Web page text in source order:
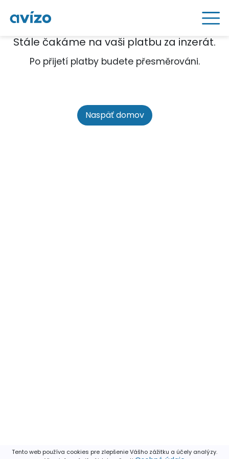
Tento web používa cookies pre zlepšenie Vášho zážitku a účely analýzy.
Stále čakáme na vaši platbu za inzerát.
Po přijetí platby budete přesměrováni.
Naspäť domov